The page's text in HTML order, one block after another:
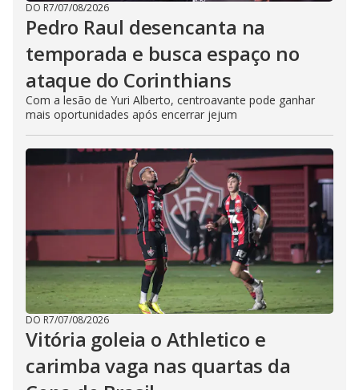
DO R7/07/08/2026
Pedro Raul desencanta na
temporada e busca espaço no
ataque do Corinthians
Com a lesão de Yuri Alberto, centroavante pode ganhar
mais oportunidades após encerrar jejum
DO R7/07/08/2026
Vitória goleia o Athletico e
carimba vaga nas quartas da